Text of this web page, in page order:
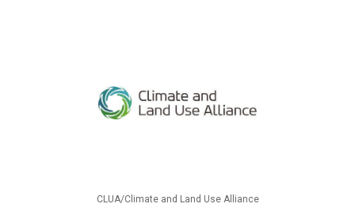
CLUA/Climate and Land Use Alliance